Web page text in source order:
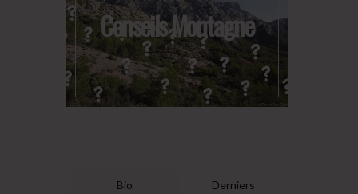
Conseils Montagne
Bio
Derniers